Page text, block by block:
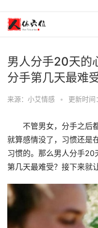
男人分手20天的
分手第几天最难
来源：小艾情感 • 更新时
不管男女，分手之后都
就算感情没了，习惯还是
习惯的。那么男人分手20
第几天最难受？接下来就